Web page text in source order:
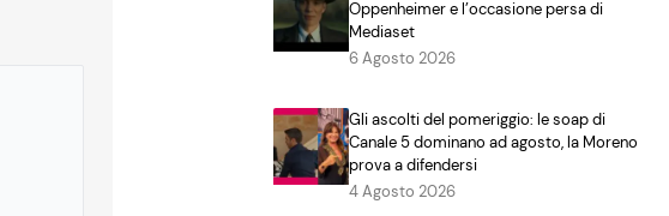
Oppenheimer e l’occasione persa di
Mediaset
6 Agosto 2026
Gli ascolti del pomeriggio: le soap di
Canale 5 dominano ad agosto, la Moreno
prova a difendersi
4 Agosto 2026